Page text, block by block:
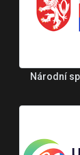
Národní